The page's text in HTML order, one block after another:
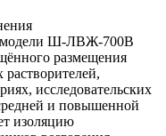
модели Ш-ЛВЖ-700В
размещения
исследовательских
и повышенной
изоляцию